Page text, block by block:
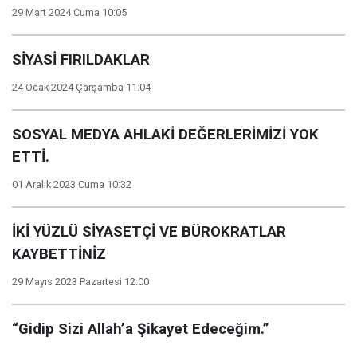
29 Mart 2024 Cuma 10:05
SİYASİ FIRILDAKLAR
24 Ocak 2024 Çarşamba 11:04
SOSYAL MEDYA AHLAKİ DEĞERLERİMİZİ YOK
ETTİ.
01 Aralık 2023 Cuma 10:32
İKİ YÜZLÜ SİYASETÇİ VE BÜROKRATLAR
KAYBETTİNİZ
29 Mayıs 2023 Pazartesi 12:00
“Gidip Sizi Allah’a Şikayet Edeceğim.”